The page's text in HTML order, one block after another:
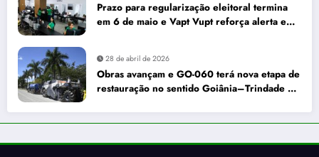
Prazo para regularização eleitoral termina
em 6 de maio e Vapt Vupt reforça alerta em
28 de abril de 2026
Obras avançam e GO-060 terá nova etapa de
restauração no sentido Goiânia–Trindade a